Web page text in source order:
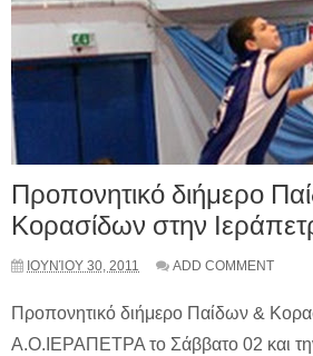
Προπονητικό διήμερο
Κορασίδων στην
ΙΟΥΝΊΟΥ 30, 2011 ADD COMMENT
Προπονητικό διήμερο Παίδων &
Α.Ο.ΙΕΡΑΠΕΤΡΑ το Σάββατο 02 και